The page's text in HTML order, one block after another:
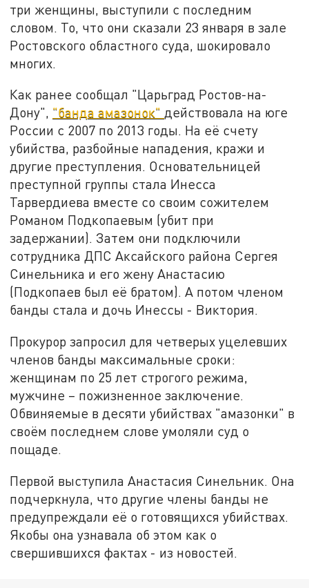
три женщины, выступили с последним
словом. То, что они сказали 23 января в зале
Ростовского областного суда, шокировало
многих.
Как ранее сообщал "Царьград Ростов-на-
Дону", "банда амазонок" действовала на юге
России с 2007 по 2013 годы. На её счету
убийства, разбойные нападения, кражи и
другие преступления. Основательницей
преступной группы стала Инесса
Тарвердиева вместе со своим сожителем
Романом Подкопаевым (убит при
задержании). Затем они подключили
сотрудника ДПС Аксайского района Сергея
Синельника и его жену Анастасию
(Подкопаев был её братом). А потом членом
банды стала и дочь Инессы - Виктория.
Прокурор запросил для четверых уцелевших
членов банды максимальные сроки:
женщинам по 25 лет строгого режима,
мужчине – пожизненное заключение.
Обвиняемые в десяти убийствах "амазонки" в
своём последнем слове умоляли суд о
пощаде.
Первой выступила Анастасия Синельник. Она
подчеркнула, что другие члены банды не
предупреждали её о готовящихся убийствах.
Якобы она узнавала об этом как о
свершившихся фактах - из новостей.